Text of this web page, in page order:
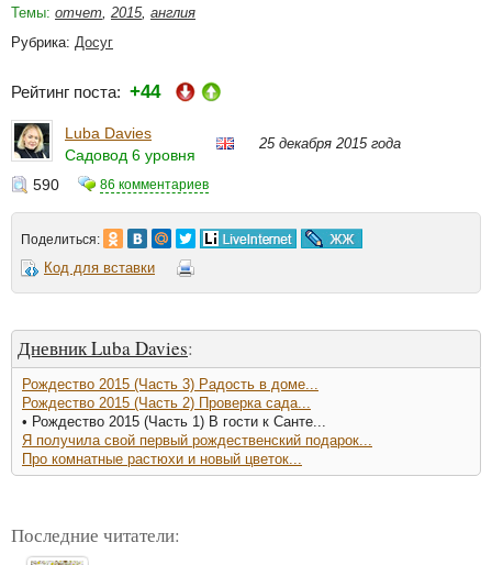
Темы: отчет, 2015, англия
Рубрика: Досуг
Рейтинг поста: +44
Luba Davies
Садовод 6 уровня
25 декабря 2015 года
590 86 комментариев
Поделиться:
Код для вставки
Дневник Luba Davies:
Рождество 2015 (Часть 3) Радость в доме...
Рождество 2015 (Часть 2) Проверка сада...
• Рождество 2015 (Часть 1) В гости к Санте...
Я получила свой первый рождественский подарок...
Про комнатные растюхи и новый цветок...
Последние читатели: